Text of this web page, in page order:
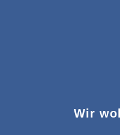
Wir